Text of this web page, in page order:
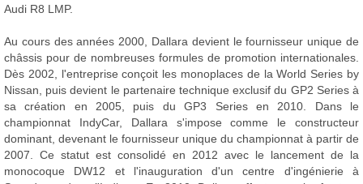
Audi R8 LMP.
Au cours des années 2000, Dallara devient le fournisseur unique de
châssis pour de nombreuses formules de promotion internationales.
Dès 2002, l'entreprise conçoit les monoplaces de la World Series by
Nissan, puis devient le partenaire technique exclusif du GP2 Series à
sa création en 2005, puis du GP3 Series en 2010. Dans le
championnat IndyCar, Dallara s'impose comme le constructeur
dominant, devenant le fournisseur unique du championnat à partir de
2007. Ce statut est consolidé en 2012 avec le lancement de la
monocoque DW12 et l'inauguration d'un centre d'ingénierie à